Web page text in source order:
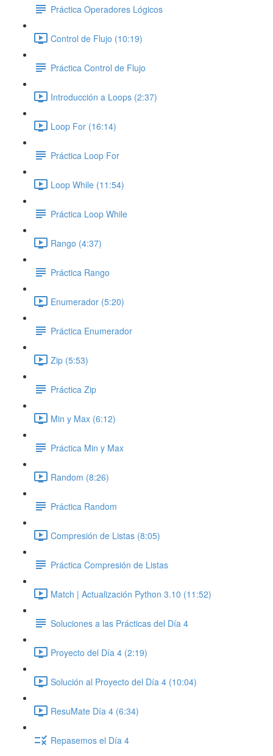
Práctica Operadores Lógicos
Control de Flujo (10:19)
Práctica Control de Flujo
Introducción a Loops (2:37)
Loop For (16:14)
Práctica Loop For
Loop While (11:54)
Práctica Loop While
Rango (4:37)
Práctica Rango
Enumerador (5:20)
Práctica Enumerador
Zip (5:53)
Práctica Zip
Min y Max (6:12)
Práctica Min y Max
Random (8:26)
Práctica Random
Compresión de Listas (8:05)
Práctica Compresión de Listas
Match | Actualización Python 3.10 (11:52)
Soluciones a las Prácticas del Día 4
Proyecto del Día 4 (2:19)
Solución al Proyecto del Día 4 (10:04)
ResuMate Día 4 (6:34)
Repasemos el Día 4